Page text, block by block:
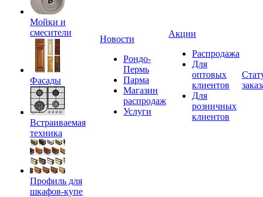
Мойки и
смесители
Фасады
Встраиваемая
техника
Профиль для
шкафов-купе
Новости
Рондо-
Пермь
Парма
Магазин
распродаж
Услуги
Акции
Распродажа
Для
оптовых
клиентов
Для
розничных
клиентов